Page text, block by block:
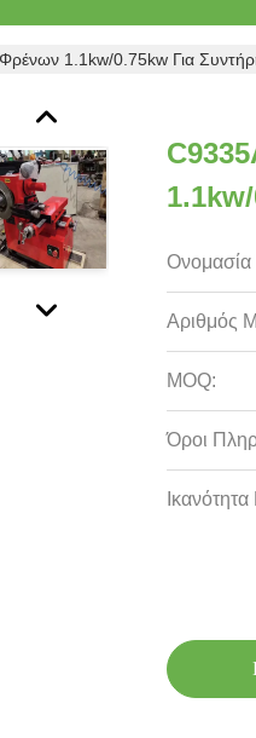
1.1kw/0.75kw Για
Αριθμός
MOQ:
Όροι